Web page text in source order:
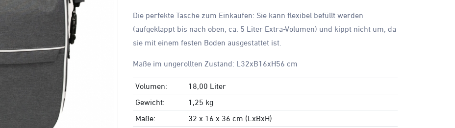
Die perfekte Tasche zum Einkaufen: Sie kann flexibel befüllt werden
(aufgeklappt bis nach oben, ca. 5 Liter Extra-Volumen) und kippt nicht um, da
sie mit einem festen Boden ausgestattet ist.
Maße im ungerollten Zustand: L32xB16xH56 cm
Volumen:
18,00 Liter
Gewicht:
1,25 kg
Maße:
32 x 16 x 36 cm (LxBxH)